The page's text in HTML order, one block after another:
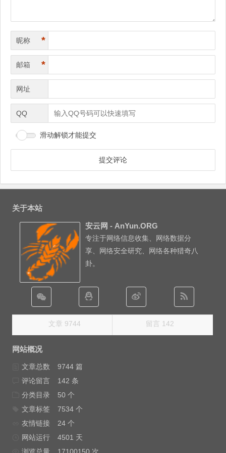
昵称 *
邮箱 *
网址
QQ
滑动解锁才能提交
关于本站
安云网 - AnYun.ORG
专注于网络信息收集、网络数据分
享、网络安全研究、网络各种猎奇八
卦。
文章 9744 留言 142
网站概况
文章总数
9744 篇
评论留言
142 条
分类目录
50 个
文章标签
7534 个
友情链接
24 个
网站运行
4501 天